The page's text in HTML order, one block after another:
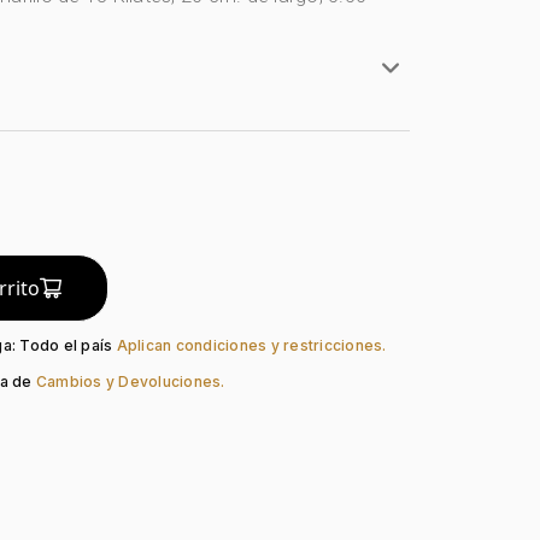
Pico Loro
Todo el país Aplican condiciones y restricciones.
de Cambios y Devoluciones.